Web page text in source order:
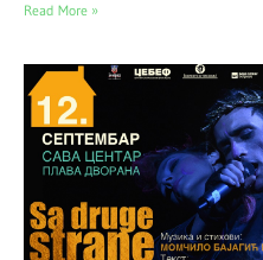
Read More »